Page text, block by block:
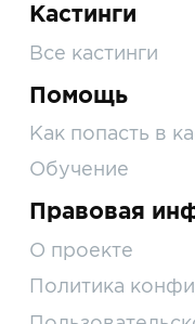
Кастинги
Все кастинги
Помощь
Как попасть в
Обучение
Правовая
О проекте
Политика